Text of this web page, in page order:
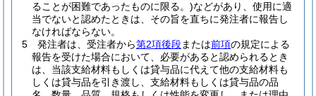
ることが困難であったものに限る。)などがあり、使用に適
当でないと認めたときは、その旨を直ちに発注者に報告し
なければならない。
5
発注者は、受注者から第2項後段または前項の規定による
報告を受けた場合において、必要があると認められるとき
は、当該支給材料もしくは貸与品に代えて他の支給材料も
しくは貸与品を引き渡し、支給材料もしくは貸与品の品